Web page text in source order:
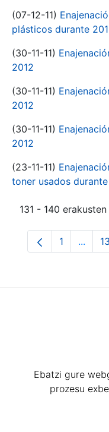
(07-12-11)
plásticos durante
(30-11-11)
2012
(30-11-11)
2012
(30-11-11)
2012
(23-11-11)
toner usados
131 - 140
Orrialdea
1 ... 13
Ebatzi gure
prozesu